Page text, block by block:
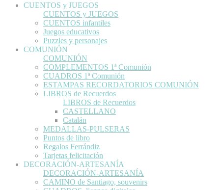
CUENTOS y JUEGOS
CUENTOS y JUEGOS
CUENTOS infantiles
Juegos educativos
Puzzles y personajes
COMUNIÓN
COMUNIÓN
COMPLEMENTOS 1ª Comunión
CUADROS 1ª Comunión
ESTAMPAS RECORDATORIOS COMUNIÓN
LIBROS de Recuerdos
LIBROS de Recuerdos
CASTELLANO
Catalán
MEDALLAS-PULSERAS
Puntos de libro
Regalos Ferrándiz
Tarjetas felicitación
DECORACIÓN-ARTESANÍA
DECORACIÓN-ARTESANÍA
CAMINO de Santiago, souvenirs